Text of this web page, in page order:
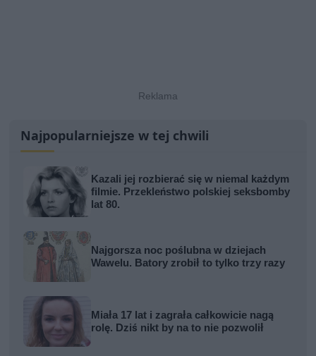
Najpopularniejsze w tej chwili
Kazali jej rozbierać się w niemal każdym
filmie. Przekleństwo polskiej seksbomby
lat 80.
Najgorsza noc poślubna w dziejach
Wawelu. Batory zrobił to tylko trzy razy
Miała 17 lat i zagrała całkowicie nagą
rolę. Dziś nikt by na to nie pozwolił